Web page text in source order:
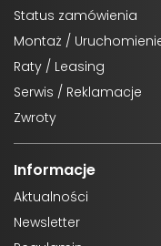
Status zamówienia
Montaż /
Raty / Leasing
Serwis / Reklamacje
Zwroty
Informacje
Aktualności
Newsletter